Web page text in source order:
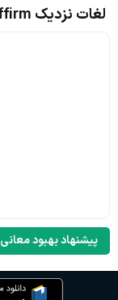
لغات نزدیک affirm
پیشنهاد بهبود معانی